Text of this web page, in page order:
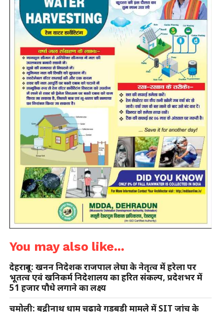
You may also like...
देहरादून: खनन निदेशक राजपाल लेघा के नेतृत्व में हरेला पर
भूतत्व एवं खनिकर्म निदेशालय का हरित संकल्प, प्रदेशभर में
51 हजार पौधे लगाने का लक्ष्य
चमोली: बद्रीनाथ धाम चढ़ावे गड़बड़ी मामले में SIT जांच के